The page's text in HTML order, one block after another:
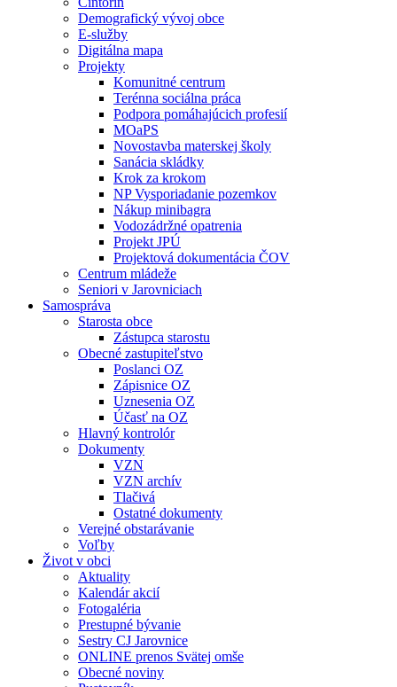
Demografický vývoj obce
E-služby
Digitálna mapa
Projekty
Komunitné centrum
Terénna sociálna práca
Podpora pomáhajúcich profesií
MOaPS
Novostavba materskej školy
Sanácia skládky
Krok za krokom
NP Vysporiadanie pozemkov
Nákup minibagra
Vodozádržné opatrenia
Projekt JPÚ
Projektová dokumentácia ČOV
Centrum mládeže
Seniori v Jarovniciach
Samospráva
Starosta obce
Zástupca starostu
Obecné zastupiteľstvo
Poslanci OZ
Zápisnice OZ
Uznesenia OZ
Účasť na OZ
Hlavný kontrolór
Dokumenty
VZN
VZN archív
Tlačivá
Ostatné dokumenty
Verejné obstarávanie
Voľby
Život v obci
Aktuality
Kalendár akcií
Fotogaléria
Prestupné bývanie
Sestry CJ Jarovnice
ONLINE prenos Svätej omše
Obecné noviny